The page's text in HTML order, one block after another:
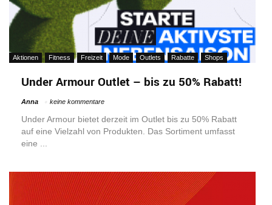
Aktionen Fitness Freizeit Mode Outlets Rabatte Shops
Under Armour Outlet – bis zu 50% Rabatt!
Anna keine kommentare
Under Armour bietet derzeit im Outlet bis zu 50% Rabatt
auf eine Vielzahl von Produkten. Das Sortiment umfasst
eine ...